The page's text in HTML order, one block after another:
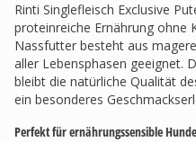
Rinti Singlefleisch Exclusive
proteinreiche Ernährung ohne
Nassfutter besteht aus
aller Lebensphasen geeignet.
bleibt die natürliche Qualität
ein besonderes
Perfekt für ernährungssensible Hunde